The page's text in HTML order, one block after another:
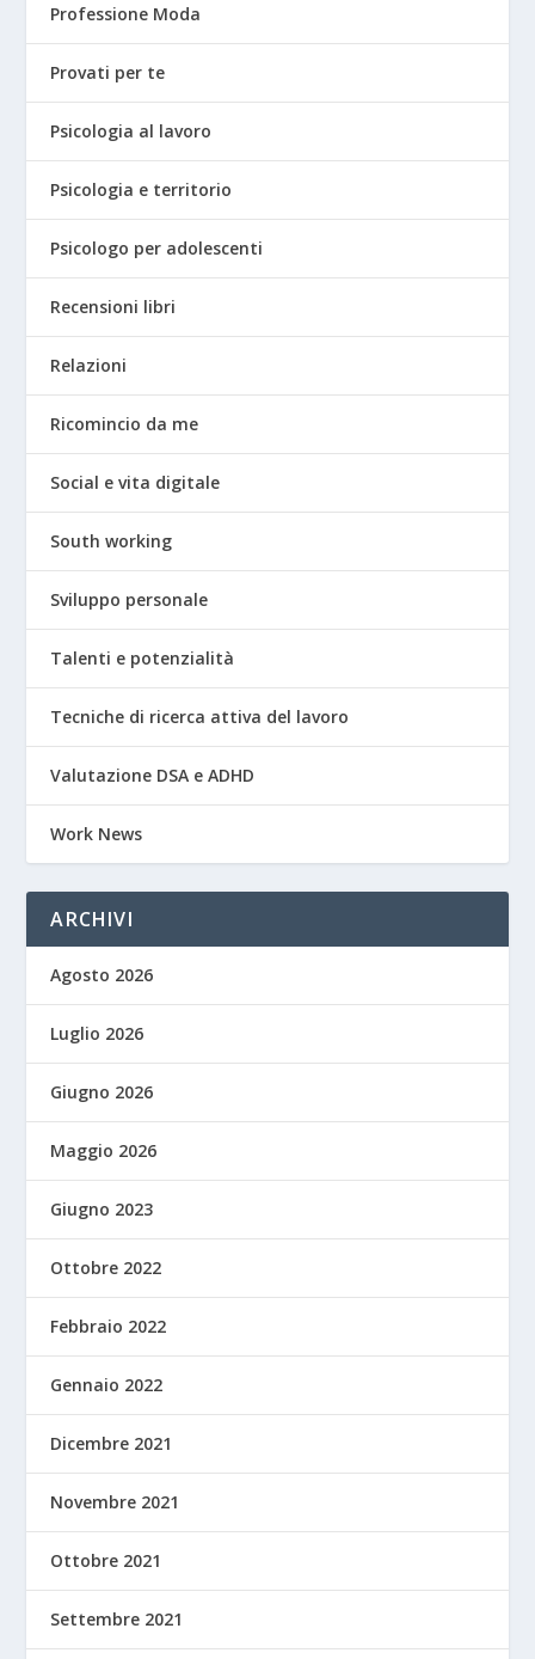
Professione Moda
Provati per te
Psicologia al lavoro
Psicologia e territorio
Psicologo per adolescenti
Recensioni libri
Relazioni
Ricomincio da me
Social e vita digitale
South working
Sviluppo personale
Talenti e potenzialità
Tecniche di ricerca attiva del lavoro
Valutazione DSA e ADHD
Work News
ARCHIVI
Agosto 2026
Luglio 2026
Giugno 2026
Maggio 2026
Giugno 2023
Ottobre 2022
Febbraio 2022
Gennaio 2022
Dicembre 2021
Novembre 2021
Ottobre 2021
Settembre 2021